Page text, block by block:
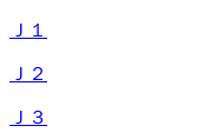
Ｊ１
Ｊ２
Ｊ３